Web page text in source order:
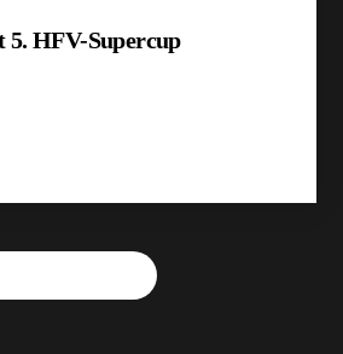
5. HFV-Supercup